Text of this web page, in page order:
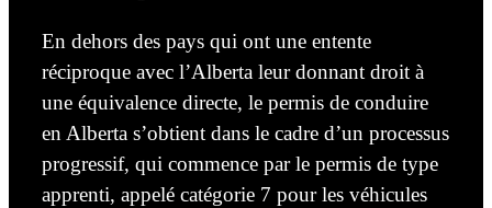
En dehors des pays qui ont une entente
réciproque avec l’Alberta leur donnant droit à
une équivalence directe, le permis de conduire
en Alberta s’obtient dans le cadre d’un processus
progressif, qui commence par le permis de type
apprenti, appelé catégorie 7 pour les véhicules